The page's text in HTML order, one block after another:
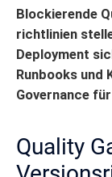
Blockierende
richtlinien
Deployment
Runbooks und
Governance
Quality